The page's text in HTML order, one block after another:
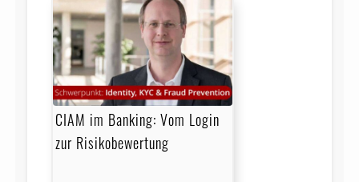
CIAM im Banking: Vom Login
zur Risikobewertung